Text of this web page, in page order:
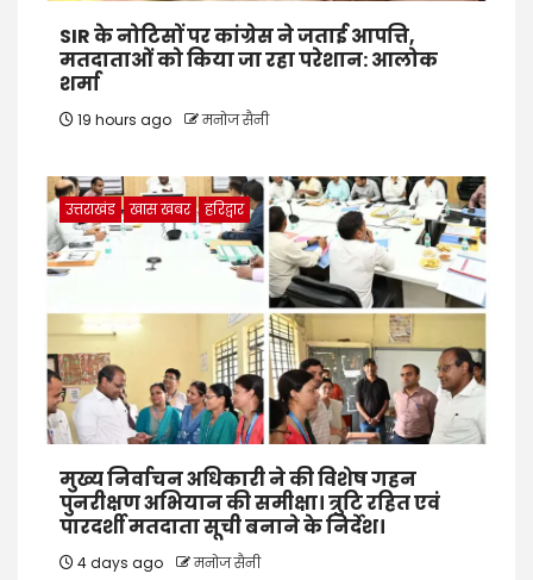
SIR के नोटिसों पर कांग्रेस ने जताई आपत्ति,
मतदाताओं को किया जा रहा परेशान: आलोक
शर्मा
19 hours ago मनोज सैनी
उत्तराखंड खास खबर हरिद्वार
मुख्य निर्वाचन अधिकारी ने की विशेष गहन
पुनरीक्षण अभियान की समीक्षा। त्रुटि रहित एवं
पारदर्शी मतदाता सूची बनाने के निर्देश।
4 days ago मनोज सैनी